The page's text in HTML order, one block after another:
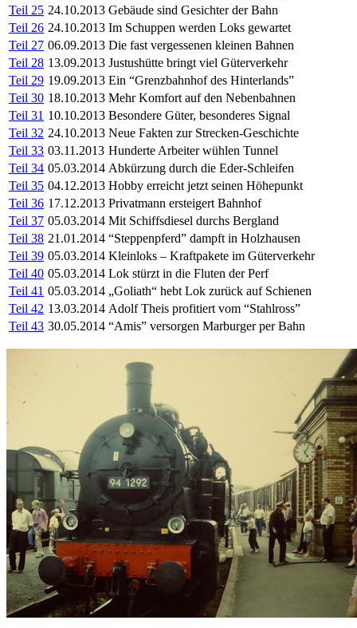
Teil 25 24.10.2013 Gebäude sind Gesichter der Bahn
Teil 26 24.10.2013 Im Schuppen werden Loks gewartet
Teil 27 06.09.2013 Die fast vergessenen kleinen Bahnen
Teil 28 13.09.2013 Justushütte bringt viel Güterverkehr
Teil 29 19.09.2013 Ein “Grenzbahnhof des Hinterlands”
Teil 30 18.10.2013 Mehr Komfort auf den Nebenbahnen
Teil 31 10.10.2013 Besondere Güter, besonderes Signal
Teil 32 24.10.2013 Neue Fakten zur Strecken-Geschichte
Teil 33 03.11.2013 Hunderte Arbeiter wühlen Tunnel
Teil 34 05.03.2014 Abkürzung durch die Eder-Schleifen
Teil 35 04.12.2013 Hobby erreicht jetzt seinen Höhepunkt
Teil 36 17.12.2013 Privatmann ersteigert Bahnhof
Teil 37 05.03.2014 Mit Schiffsdiesel durchs Bergland
Teil 38 21.01.2014 “Steppenpferd” dampft in Holzhausen
Teil 39 05.03.2014 Kleinloks – Kraftpakete im Güterverkehr
Teil 40 05.03.2014 Lok stürzt in die Fluten der Perf
Teil 41 05.03.2014 „Goliath“ hebt Lok zurück auf Schienen
Teil 42 13.03.2014 Adolf Theis profitiert vom “Stahlross”
Teil 43 30.05.2014 “Amis” versorgen Marburger per Bahn